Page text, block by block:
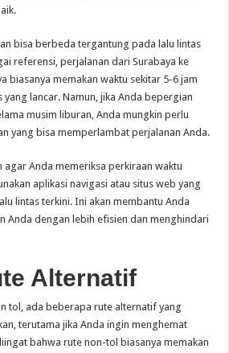
bisa berbeda tergantung pada lalu lintas
referensi, perjalanan dari Surabaya ke
biasanya memakan waktu sekitar 5-6 jam
lancar. Namun, jika Anda bepergian
musim liburan, Anda mungkin perlu
yang bisa memperlambat perjalanan Anda.
agar Anda memeriksa perkiraan waktu
aplikasi navigasi atau situs web yang
lintas terkini. Ini akan membantu Anda
Anda dengan lebih efisien dan menghindari
Alternatif
tol, ada beberapa rute alternatif yang
terutama jika Anda ingin menghemat
bahwa rute non-tol biasanya memakan